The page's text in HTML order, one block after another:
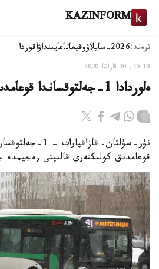
KAZINFORM
ترەند:2026-سايلاۋ وقيعاتاعايىنداۋاقوردا
15:10, 30 قاراشا 2020
ەلوردادا 1-جەلتوقساندا قوعامدىق كولىك توقتاي ما
نۇر-سۇلتان.
قوعامدىق كولىكتەرى قالىپتى